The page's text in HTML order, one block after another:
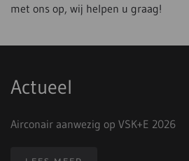
met ons op, wij helpen u graag!
Actueel
Airconair aanwezig op VSK+E 2026